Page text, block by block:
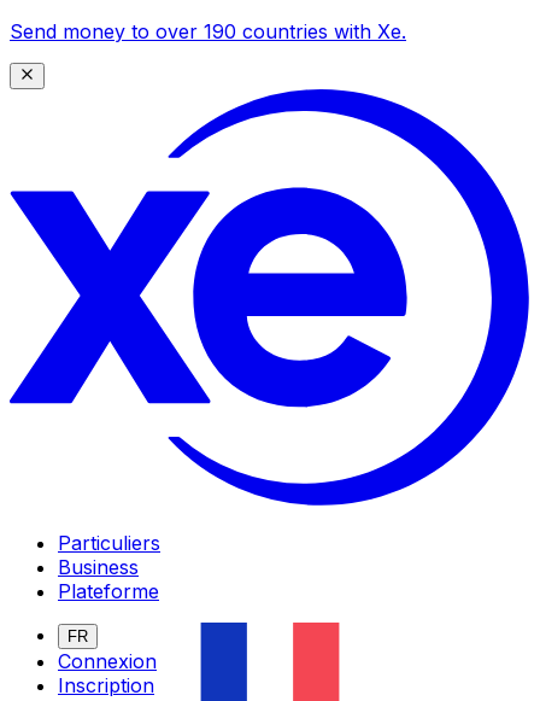
Send money to over 190 countries with Xe.
Particuliers
Business
Plateforme
FR
Connexion
Inscription